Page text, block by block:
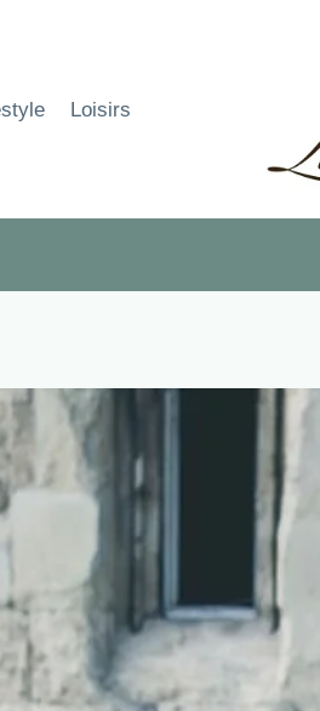
Loisirs